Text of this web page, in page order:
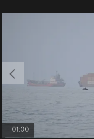
01:00